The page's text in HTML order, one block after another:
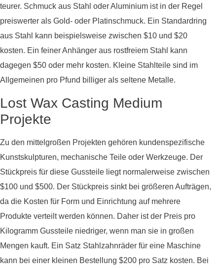
teurer. Schmuck aus Stahl oder Aluminium ist in der Regel
preiswerter als Gold- oder Platinschmuck. Ein Standardring
aus Stahl kann beispielsweise zwischen $10 und $20
kosten. Ein feiner Anhänger aus rostfreiem Stahl kann
dagegen $50 oder mehr kosten. Kleine Stahlteile sind im
Allgemeinen pro Pfund billiger als seltene Metalle.
Lost Wax Casting Medium
Projekte
Zu den mittelgroßen Projekten gehören kundenspezifische
Kunstskulpturen, mechanische Teile oder Werkzeuge. Der
Stückpreis für diese Gussteile liegt normalerweise zwischen
$100 und $500. Der Stückpreis sinkt bei größeren Aufträgen,
da die Kosten für Form und Einrichtung auf mehrere
Produkte verteilt werden können. Daher ist der Preis pro
Kilogramm Gussteile niedriger, wenn man sie in großen
Mengen kauft. Ein Satz Stahlzahnräder für eine Maschine
kann bei einer kleinen Bestellung $200 pro Satz kosten. Bei